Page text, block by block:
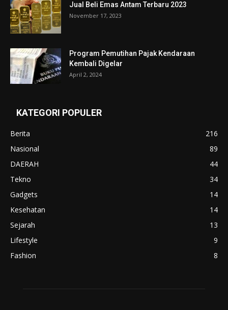
Jual Beli Emas Antam Terbaru 2023
November 17, 2023
Program Pemutihan Pajak Kendaraan
Kembali Digelar
April 2, 2024
KATEGORI POPULER
Berita
216
Nasional
89
DAERAH
44
Tekno
34
Gadgets
14
Kesehatan
14
Sejarah
13
Lifestyle
9
Fashion
8